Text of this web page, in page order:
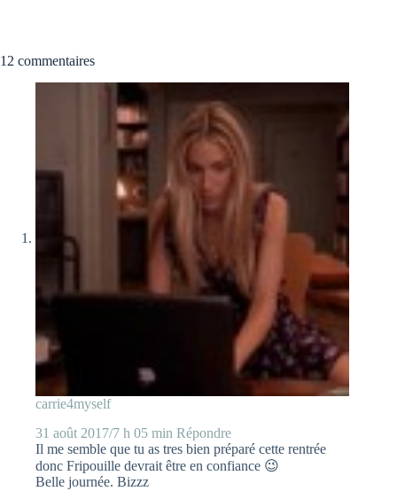
12 commentaires
carrie4myself
31 août 2017/7 h 05 min Répondre
Il me semble que tu as tres bien préparé cette rentrée
donc Fripouille devrait être en confiance 😉
Belle journée. Bizzz